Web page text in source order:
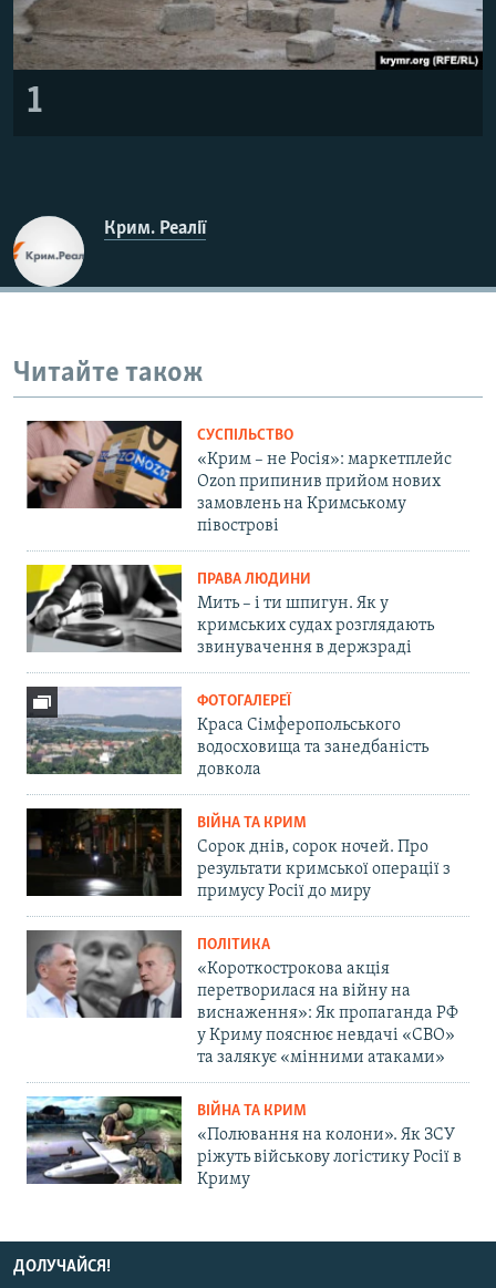
Усі сайти RFE/RL
1
Крим. Реалії
Читайте також
СУСПІЛЬСТВО
«Крим – не Росія»: маркетплейс
Ozon припинив прийом нових
замовлень на Кримському
півострові
ПРАВА ЛЮДИНИ
Мить – і ти шпигун. Як у
кримських судах розглядають
звинувачення в держзраді
ФОТОГАЛЕРЕЇ
Краса Сімферопольського
водосховища та занедбаність
довкола
ВІЙНА ТА КРИМ
Сорок днів, сорок ночей. Про
результати кримської операції з
примусу Росії до миру
ПОЛІТИКА
«Короткострокова акція
перетворилася на війну на
виснаження»: Як пропаганда РФ
у Криму пояснює невдачі «СВО»
та залякує «мінними атаками»
ВІЙНА ТА КРИМ
«Полювання на колони». Як ЗСУ
ріжуть військову логістику Росії в
Криму
ДОЛУЧАЙСЯ!